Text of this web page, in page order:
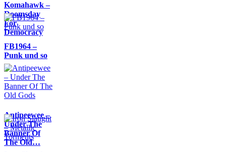
Komahawk –
Doomsday
For
Democracy
FB1964 –
Punk und so
Antipeewee –
Under The
Banner Of
The Old…